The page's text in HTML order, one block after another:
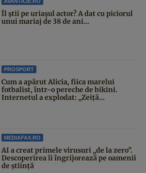
Îl știi pe uriașul actor? A dat cu piciorul
unui mariaj de 38 de ani...
PROSPORT
Cum a apărut Alicia, fiica marelui
fotbalist, într-o pereche de bikini.
Internetul a explodat: „Zeiță...
MEDIAFAX.RO
AI a creat primele virusuri „de la zero”.
Descoperirea îi îngrijorează pe oamenii
de știință